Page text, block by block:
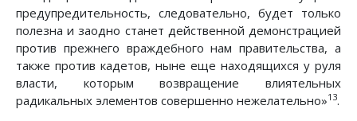
предупредительность, следовательно, будет только
полезна и заодно станет действенной демонстрацией
против прежнего враждебного нам правительства, а
также против кадетов, ныне еще находящихся у руля
власти, которым возвращение влиятельных
радикальных элементов совершенно нежелательно»13.